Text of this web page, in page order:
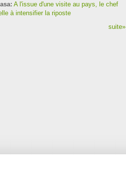
A l'issue d'une visite au pays, le chef
à intensifier la riposte
suite»